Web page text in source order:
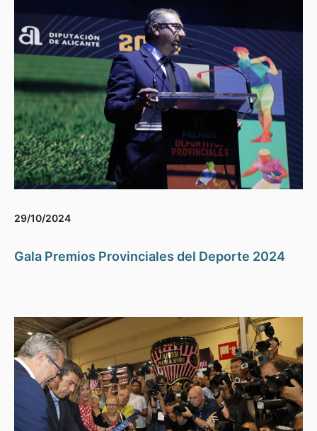
29/10/2024
Gala Premios Provinciales del Deporte 2024